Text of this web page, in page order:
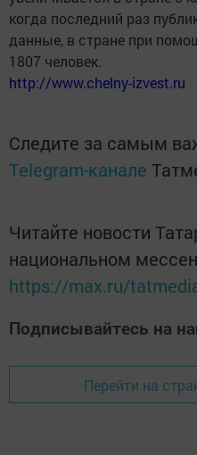
когда последний раз
данные, в стране при
1807 человек.
http://www.chelny-izvest.ru
Следите за самым
Telegram-канале
Читайте новости
национальном
https://max.ru/
Подписывайтесь на
Перейти на